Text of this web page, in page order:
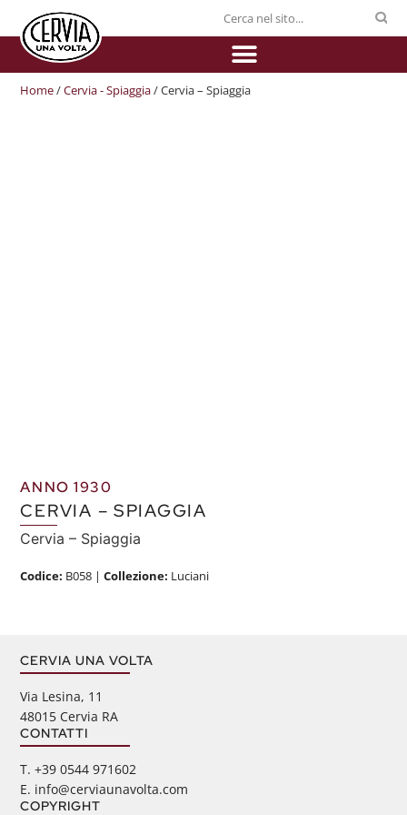
Home/Cervia - Spiaggia/ Cervia – Spiaggia
ANNO 1930
CERVIA – SPIAGGIA
Cervia – Spiaggia
Codice: B058 |Collezione: Luciani
CERVIA UNA VOLTA
Via Lesina, 11
48015 Cervia RA
CONTATTI
‭T. +39 0544 971602
E. info@cerviaunavolta.com
COPYRIGHT